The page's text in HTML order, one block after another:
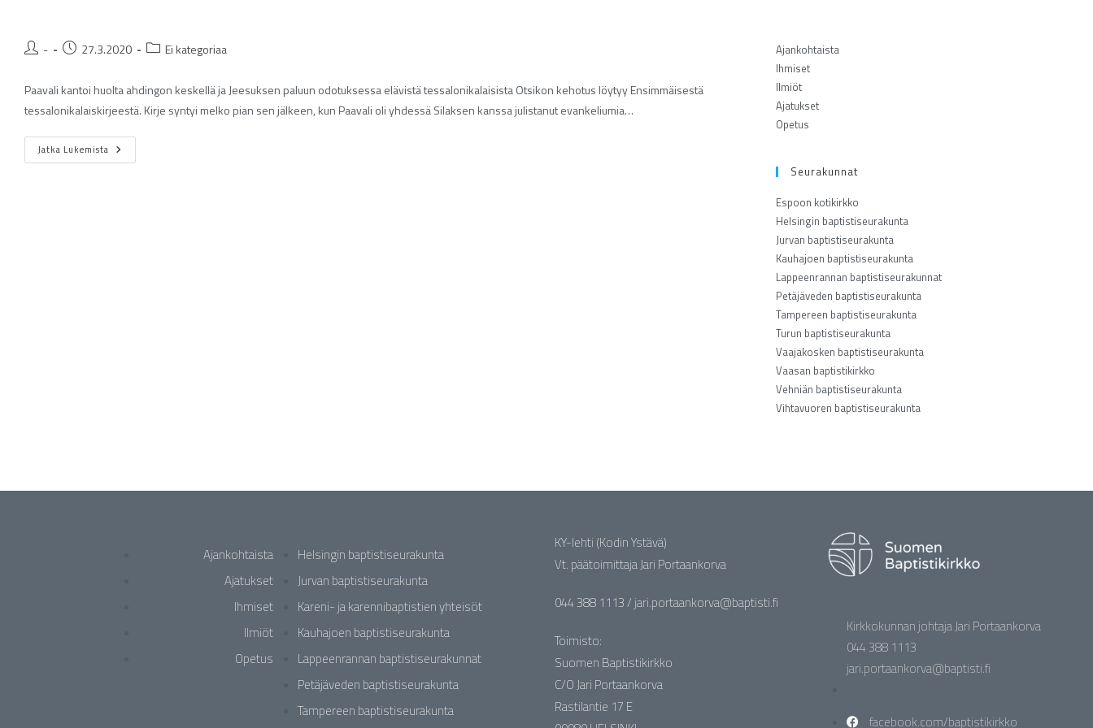
- 27.3.2020 Ei kategoriaa
Paavali kantoi huolta ahdingon keskellä ja Jeesuksen paluun odotuksessa elävistä tessalonikalaisista Otsikon kehotus löytyy Ensimmäisestä
tessalonikalaiskirjeestä. Kirje syntyi melko pian sen jälkeen, kun Paavali oli yhdessä Silaksen kanssa julistanut evankeliumia…
Jatka Lukemista
Ajankohtaista
Ihmiset
Ilmiöt
Ajatukset
Opetus
Seurakunnat
Espoon kotikirkko
Helsingin baptistiseurakunta
Jurvan baptistiseurakunta
Kauhajoen baptistiseurakunta
Lappeenrannan baptistiseurakunnat
Petäjäveden baptistiseurakunta
Tampereen baptistiseurakunta
Turun baptistiseurakunta
Vaajakosken baptistiseurakunta
Vaasan baptistikirkko
Vehniän baptistiseurakunta
Vihtavuoren baptistiseurakunta
Ajankohtaista
Ajatukset
Ihmiset
Ilmiöt
Opetus
Helsingin baptistiseurakunta
Jurvan baptistiseurakunta
Kareni- ja karennibaptistien yhteisöt
Kauhajoen baptistiseurakunta
Lappeenrannan baptistiseurakunnat
Petäjäveden baptistiseurakunta
Tampereen baptistiseurakunta
KY-lehti (Kodin Ystävä)
Vt. päätoimittaja Jari Portaankorva
044 388 1113 / jari.portaankorva@baptisti.fi
Toimisto:
Suomen Baptistikirkko
C/O Jari Portaankorva
Rastilantie 17 E
Kirkkokunnan johtaja Jari Portaankorva
044 388 1113
jari.portaankorva@baptisti.fi
facebook.com/baptistikirkko